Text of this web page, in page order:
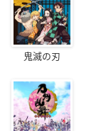
鬼滅の刃